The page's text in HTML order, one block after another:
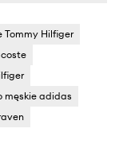
Tommy Hilfiger
męskie adidas